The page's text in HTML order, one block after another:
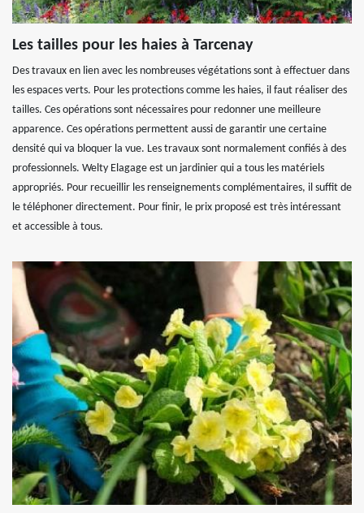
Les tailles pour les haies à Tarcenay
Des travaux en lien avec les nombreuses végétations sont à effectuer dans
les espaces verts. Pour les protections comme les haies, il faut réaliser des
tailles. Ces opérations sont nécessaires pour redonner une meilleure
apparence. Ces opérations permettent aussi de garantir une certaine
densité qui va bloquer la vue. Les travaux sont normalement confiés à des
professionnels. Welty Elagage est un jardinier qui a tous les matériels
appropriés. Pour recueillir les renseignements complémentaires, il suffit de
le téléphoner directement. Pour finir, le prix proposé est très intéressant
et accessible à tous.